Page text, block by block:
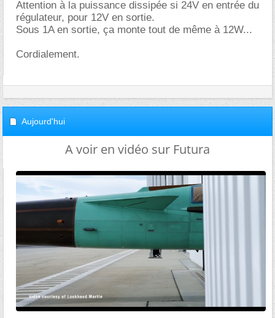
Attention à la puissance dissipée si 24V en entrée du
régulateur, pour 12V en sortie.
Sous 1A en sortie, ça monte tout de même à 12W...
Cordialement.
Aujourd'hui
A voir en vidéo sur Futura